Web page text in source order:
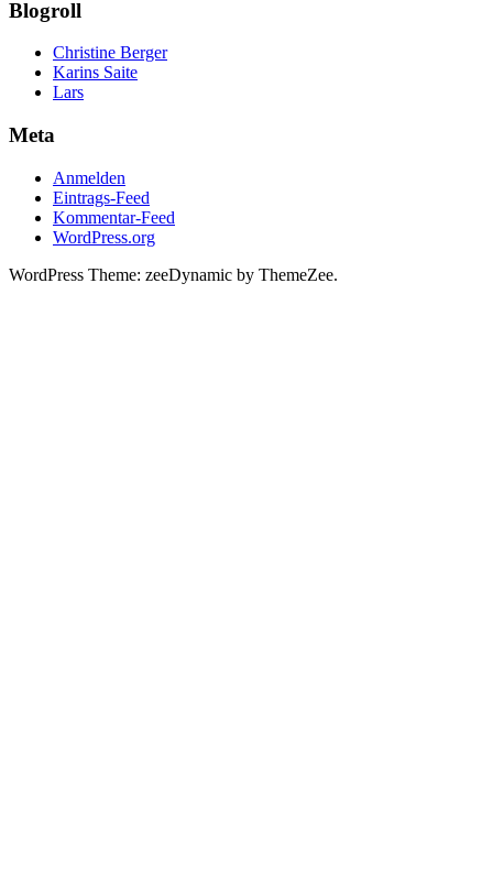
Blogroll
Christine Berger
Karins Saite
Lars
Meta
Anmelden
Eintrags-Feed
Kommentar-Feed
WordPress.org
WordPress Theme: zeeDynamic by ThemeZee.